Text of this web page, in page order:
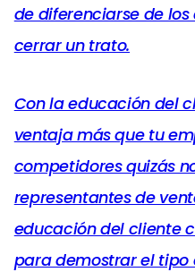
de diferenciarse de
cerrar un trato.
Con la educación del
ventaja más que tu
competidores quizás
representantes de
educación del cliente
para demostrar el